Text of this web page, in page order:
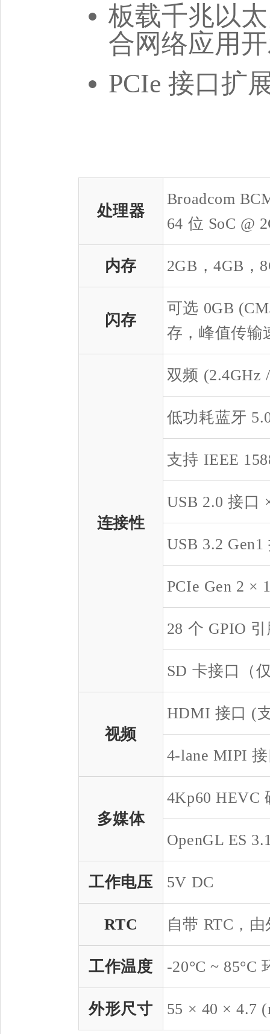
板载千兆以
合网络应用
PCIe 接口扩
处理器
Broadcom
64 位 SoC @
内存 2GB，4GB，
闪存
可选 0GB
存，峰值传输
连接性
双频 (2.4GHz
低功耗蓝牙
支持 IEEE
USB 2.0 接口
USB 3.2
PCIe Gen 2 ×
28 个 GPIO
SD 卡接口（
视频
HDMI 接口 (
4-lane MIPI
多媒体
4Kp60 HEVC
OpenGL ES
工作电压 5V DC
RTC 自带 RTC，
工作温度 -20°C ~ 85°C
外形尺寸 55 × 40 × 4.7